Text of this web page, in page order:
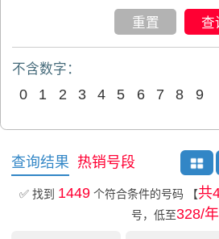
重置 查
不含数字：
0 1 2 3 4 5 6 7 8 9
查询结果 热销号段
✅ 找到 1449个符合条件的号码 【共
号，低至328/年